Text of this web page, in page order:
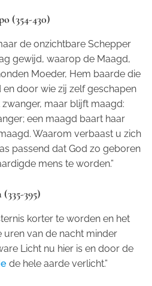
(354-430)
de onzichtbare Schepper
gewijd, waarop de Maagd,
Moeder, Hem baarde die
door wie zij zelf geschapen
maar blijft maagd:
een maagd baart haar
Waarom verbaast u zich
passend dat God zo geboren
mens te worden.”
395)
korter te worden en het
uren van de nacht minder
Licht nu hier is en door de
de hele aarde verlicht.”